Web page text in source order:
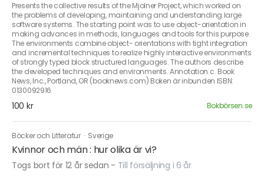
Presents the collective results of the Mjolner Project, which worked on
the problems of developing, maintaining and understanding large
software systems. The starting point was to use object-orientation in
making advances in methods, languages and tools for this purpose.
The environments combine object- orientations with tight integration
and incremental techniques to realize highly interactive environments
of strongly typed block structured languages. The authors describe
the developed techniques and environments. Annotation c. Book
News, Inc., Portland, OR (booknews.com) Boken är inbunden ISBN:
0130092916
100 kr Bokbörsen.se
Böcker och Litteratur · Sverige
Kvinnor och män : hur olika är vi?
Togs bort för 12 år sedan - Till försäljning i 6 år